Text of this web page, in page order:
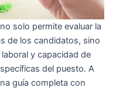
solo permite evaluar la
de los candidatos, sino
y capacidad de
del puesto. A
guía completa con